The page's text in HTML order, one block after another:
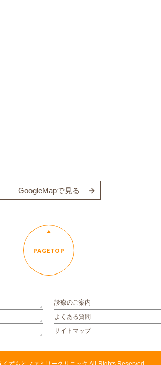
GoogleMapで見る
PAGETOP
診療のご案内
よくある質問
サイトマップ